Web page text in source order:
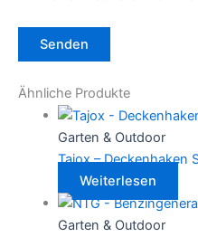
Ähnliche Produkte
Garten & Outdoor
Tajox – Deckenhaken
Weiterlesen
Garten & Outdoor